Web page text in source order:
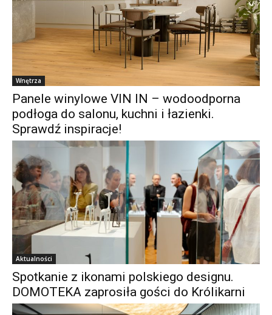
Wnętrza
Panele winylowe VIN IN – wodoodporna
podłoga do salonu, kuchni i łazienki.
Sprawdź inspiracje!
Aktualności
Spotkanie z ikonami polskiego designu.
DOMOTEKA zaprosiła gości do Królikarni